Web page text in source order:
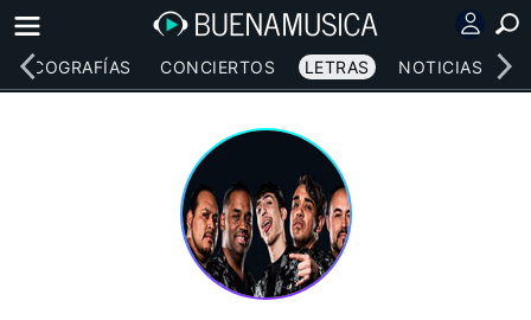
DISCOGRAFÍAS CONCIERTOS LETRAS NOTICIAS